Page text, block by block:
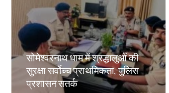
सोमेश्वरनाथ धाम में श्रद्धालुओं की
सुरक्षा सर्वोच्च प्राथमिकता, पुलिस
प्रशासन सतर्क